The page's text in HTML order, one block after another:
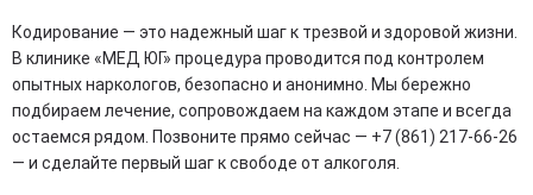
Кодирование — это надежный шаг к трезвой и здоровой жизни.
В клинике «МЕД ЮГ» процедура проводится под контролем
опытных наркологов, безопасно и анонимно. Мы бережно
подбираем лечение, сопровождаем на каждом этапе и всегда
остаемся рядом. Позвоните прямо сейчас — +7 (861) 217-66-26
— и сделайте первый шаг к свободе от алкоголя.